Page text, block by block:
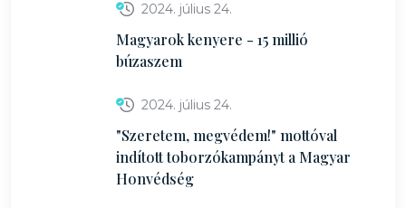
2024. július 24.
Magyarok kenyere - 15 millió
búzaszem
2024. július 24.
"Szeretem, megvédem!" mottóval
indított toborzókampányt a Magyar
Honvédség